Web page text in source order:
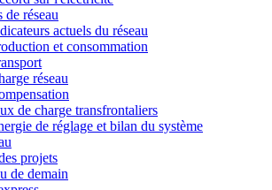
de réseau
actuels du réseau
et consommation
réseau
de charge transfrontaliers
de réglage et bilan du système
projets
de demain